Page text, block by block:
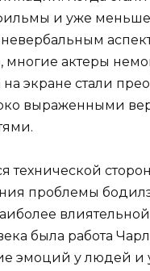
и уже
многие актеры
экране стали
выраженными
технической
проблемы
была работа
эмоций у людей и